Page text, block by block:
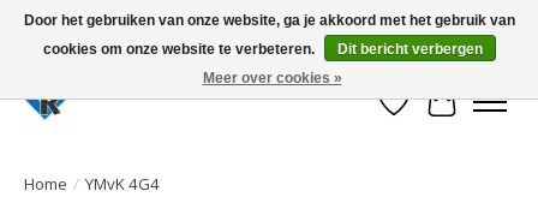
Large selection of products and fast shipping!
Verlanglijst
Home / YMvK 4G4
Door het gebruiken van onze website, ga je akkoord met het gebruik van
cookies om onze website te verbeteren.
Dit bericht verbergen
Meer over cookies »